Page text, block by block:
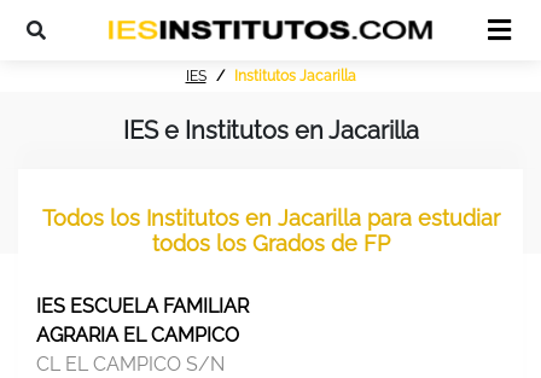
IES Institutos Jacarilla
IES e Institutos en Jacarilla
Todos los Institutos en Jacarilla para estudiar
todos los Grados de FP
IES ESCUELA FAMILIAR
AGRARIA EL CAMPICO
CL EL CAMPICO S/N